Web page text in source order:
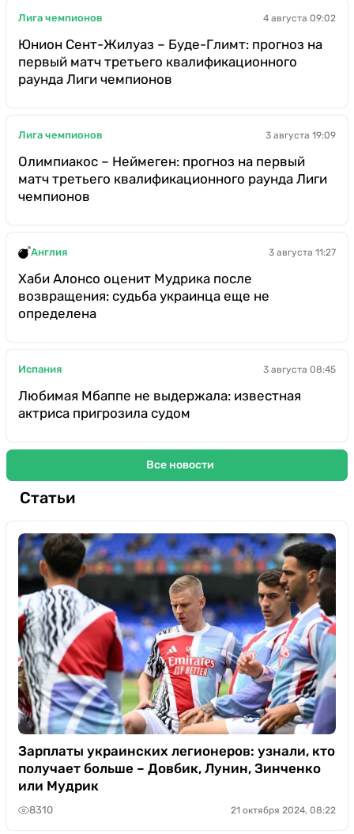
Лига чемпионов 4 августа 09:02
Юнион Сент-Жилуаз – Буде-Глимт: прогноз на
первый матч третьего квалификационного
раунда Лиги чемпионов
Лига чемпионов 3 августа 19:09
Олимпиакос – Неймеген: прогноз на первый
матч третьего квалификационного раунда Лиги
чемпионов
Англия 3 августа 11:27
Хаби Алонсо оценит Мудрика после
возвращения: судьба украинца еще не
определена
Испания 3 августа 08:45
Любимая Мбаппе не выдержала: известная
актриса пригрозила судом
Все новости
Статьи
Зарплаты украинских легионеров: узнали, кто
получает больше – Довбик, Лунин, Зинченко
или Мудрик
8310 21 октября 2024, 08:22